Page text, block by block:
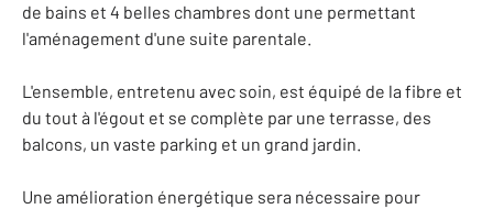
de bains et 4 belles chambres dont une permettant
l'aménagement d'une suite parentale.
L'ensemble, entretenu avec soin, est équipé de la fibre et
du tout à l'égout et se complète par une terrasse, des
balcons, un vaste parking et un grand jardin.
Une amélioration énergétique sera nécessaire pour